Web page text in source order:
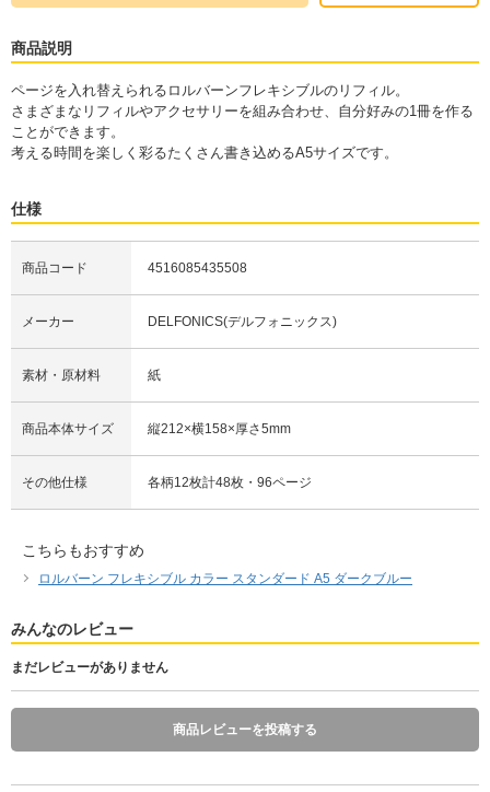
商品説明
ページを入れ替えられるロルバーンフレキシブルのリフィル。
さまざまなリフィルやアクセサリーを組み合わせ、自分好みの1冊を作る
ことができます。
考える時間を楽しく彩るたくさん書き込めるA5サイズです。
仕様
商品コード 4516085435508
メーカー DELFONICS(デルフォニックス)
素材・原材料 紙
商品本体サイズ 縦212×横158×厚さ5mm
その他仕様 各柄12枚計48枚・96ページ
こちらもおすすめ
ロルバーン フレキシブル カラー スタンダード A5 ダークブルー
みんなのレビュー
まだレビューがありません
商品レビューを投稿する